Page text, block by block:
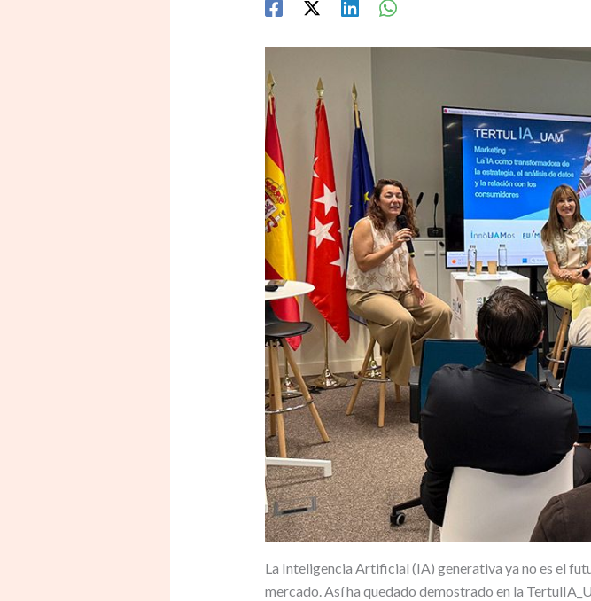
La Inteligencia Artificial (IA) generativa ya no es el
mercado. Así ha quedado demostrado en la